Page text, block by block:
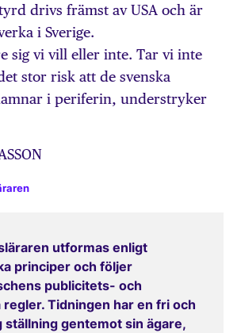
drivs främst av USA och är
i Sverige.
sig vi vill eller inte. Tar vi inte
stor risk att de svenska
i periferin, understryker
utformas enligt
principer och följer
publicitets- och
Tidningen har en fri och
ställning gentemot sin ägare,